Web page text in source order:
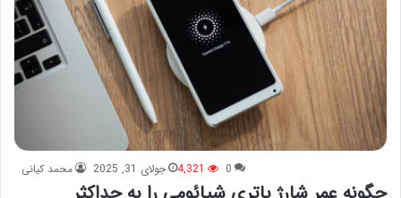
محمد کیانی جولای 31, 2025 0
4,321